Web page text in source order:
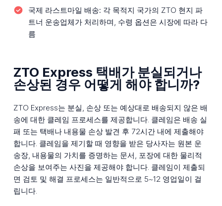
국제 라스트마일 배송: 각 목적지 국가의 ZTO 현지 파
트너 운송업체가 처리하며, 수령 옵션은 시장에 따라 다
름
ZTO Express 택배가 분실되거나
손상된 경우 어떻게 해야 합니까?
ZTO Express는 분실, 손상 또는 예상대로 배송되지 않은 배
송에 대한 클레임 프로세스를 제공합니다. 클레임은 배송 실
패 또는 택배나 내용물 손상 발견 후 72시간 내에 제출해야
합니다. 클레임을 제기할 때 영향을 받은 당사자는 원본 운
송장, 내용물의 가치를 증명하는 문서, 포장에 대한 물리적
손상을 보여주는 사진을 제공해야 합니다. 클레임이 제출되
면 검토 및 해결 프로세스는 일반적으로 5~12 영업일이 걸
립니다.